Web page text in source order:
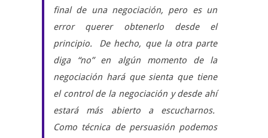
final de una negociación, pero es un
error querer obtenerlo desde el
principio. De hecho, que la otra parte
diga “no” en algún momento de la
negociación hará que sienta que tiene
el control de la negociación y desde ahí
estará más abierto a escucharnos.
Como técnica de persuasión podemos